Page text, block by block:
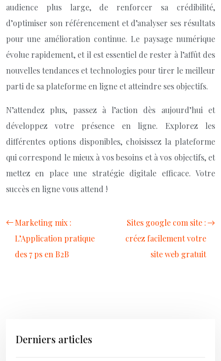
audience plus large, de renforcer sa crédibilité,
d’optimiser son référencement et d’analyser ses résultats
pour une amélioration continue. Le paysage numérique
évolue rapidement, et il est essentiel de rester à l’affût des
nouvelles tendances et technologies pour tirer le meilleur
parti de sa plateforme en ligne et atteindre ses objectifs.
N’attendez plus, passez à l’action dès aujourd’hui et
développez votre présence en ligne. Explorez les
différentes options disponibles, choisissez la plateforme
qui correspond le mieux à vos besoins et à vos objectifs, et
mettez en place une stratégie digitale efficace. Votre
succès en ligne vous attend !
Marketing mix :
L’Application pratique
des 7 ps en B2B
Sites google com site :
créez facilement votre
site web gratuit
Derniers articles